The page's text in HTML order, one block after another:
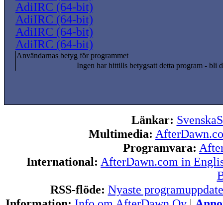
AdiIRC (64-bit)
AdiIRC (64-bit)
AdiIRC (64-bit)
AdiIRC (64-bit)
Användarnas betyg för programmet
Ingen har hittills betygsatt detta program - bli
Länkar:
Multimedia:
Programvara:
International: AfterDawn.com in
RSS-flöde: Nyaste